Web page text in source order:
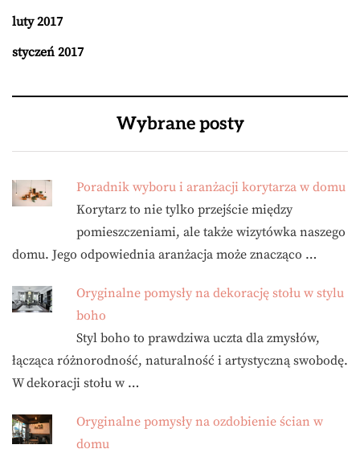
luty 2017
styczeń 2017
Wybrane posty
Poradnik wyboru i aranżacji korytarza w domu
Korytarz to nie tylko przejście między
pomieszczeniami, ale także wizytówka naszego
domu. Jego odpowiednia aranżacja może znacząco …
Oryginalne pomysły na dekorację stołu w stylu
boho
Styl boho to prawdziwa uczta dla zmysłów,
łącząca różnorodność, naturalność i artystyczną swobodę.
W dekoracji stołu w …
Oryginalne pomysły na ozdobienie ścian w
domu